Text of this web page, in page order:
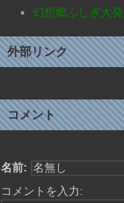
幻想郷ふしぎ大
外部リンク
コメント
名前:
コメントを入力: